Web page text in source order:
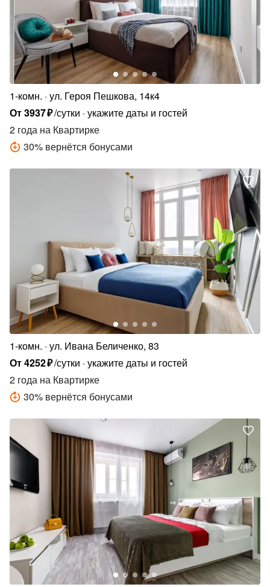
1-комн. ул. Героя Пешкова, 14к4
От3937₽/сутки укажите даты и гостей
2 года на Квартирке
30% вернётся бонусами
1-комн. ул. Ивана Беличенко, 83
От4252₽/сутки укажите даты и гостей
2 года на Квартирке
30% вернётся бонусами